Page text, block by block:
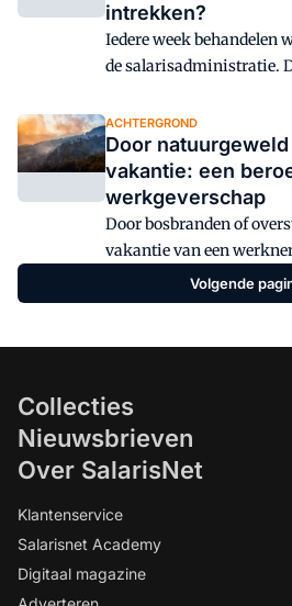
intrekken?
Iedere week behandelen
de salarisadministratie.
goedgekeurde vakantie
werken?
ACHTERGROND
Door
vakantie: een
werkgeverschap
Door bosbranden of
vakantie van een
geannuleerd. Wat zijn de
afgebroken vakantie
Volgende
Collecties
Nieuwsbrieven
Over SalarisNet
Klantenservice
Salarisnet Academy
Digitaal magazine